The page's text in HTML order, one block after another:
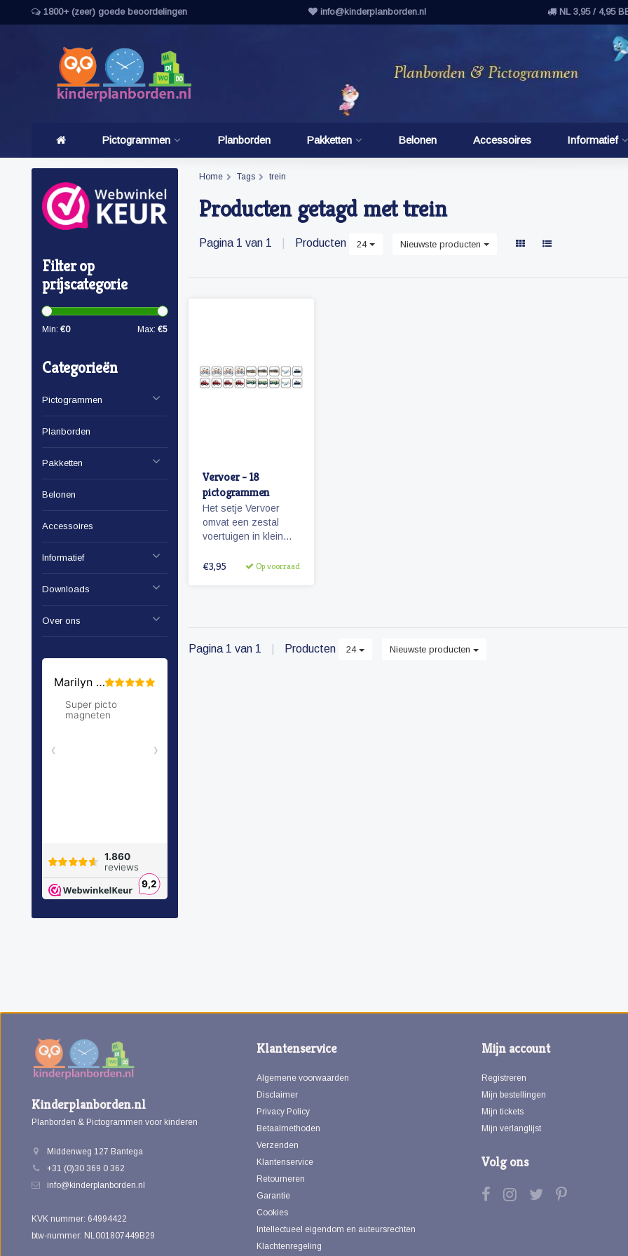
1800+ (zeer) goede beoordelingen info@kinderplanborden.nl NL 3,95 / 4,95
Pictogrammen Planborden Pakketten Belonen Accessoires Informatief
Filter op
prijscategorie
Min: €0 Max: €5
Categorieën
Pictogrammen
Planborden
Pakketten
Belonen
Accessoires
Informatief
Downloads
Over ons
Home Tags trein
Producten getagd met trein
Pagina 1 van 1 Producten 24 Nieuwste producten
Vervoer - 18
pictogrammen
Het setje Vervoer
omvat een zestal
voertuigen in klein
kunnen combineren
€3,95 Op voorraad
Pagina 1 van 1 Producten 24 Nieuwste producten
Kinderplanborden.nl
Planborden & Pictogrammen voor kinderen
Middenweg 127 Bantega
+31 (0)30 369 0 362
info@kinderplanborden.nl
KVK nummer: 64994422
btw-nummer: NL001807449B29
Klantenservice
Algemene voorwaarden
Disclaimer
Privacy Policy
Betaalmethoden
Verzenden
Klantenservice
Retourneren
Garantie
Cookies
Intellectueel eigendom en auteursrechten
Klachtenregeling
Mijn account
Registreren
Mijn bestellingen
Mijn tickets
Mijn verlanglijst
Volg ons